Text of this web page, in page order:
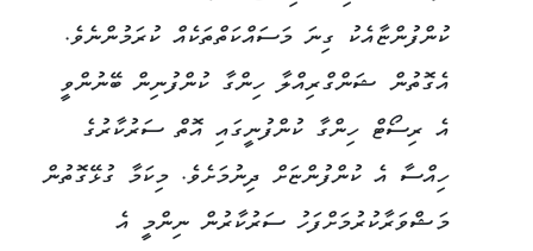
ކުންފުންޏާއެކު ގިނަ މަސައްކަތްތަކެއް ކުރަމުންނެވެ.
އެގޮތުން ޝަންގްރިއްލާ ހިންގާ ކުންފުނިން ބޭނުންވީ
އެ ރިސޯޓް ހިންގާ ކުންފުނީގައި އޮތް ސަރުކާރުގެ
ހިއްސާ އެ ކުންފުންޏަށް ދިނުމަށެވެ. މިކަމާ ގުޅޭގޮތުން
މަޝްވަރާކުރުމަށްފަހު ސަރުކާރުން ނިންމީ އެ